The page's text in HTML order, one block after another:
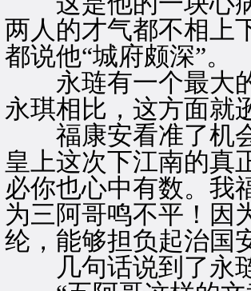
两人的才气都不相上
都说他“城府颇深”。
永琏有一个最大的
永琪相比，这方面就
福康安看准了机会
皇上这次下江南的真
必你也心中有数。我
为三阿哥鸣不平！因
纶，能够担负起治国
几句话说到了永